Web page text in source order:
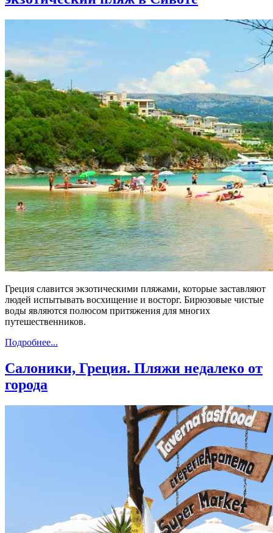
Греция славится экзотическими пляжами, которые заставляют
людей испытывать восхищение и восторг. Бирюзовые чистые
воды являются полюсом притяжения для многих
путешественников.
Подробнее...
Салоники, Греция. Пляжи недалеко от
города